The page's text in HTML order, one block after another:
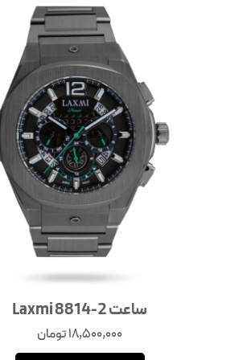
ساعت Laxmi 8814-2
18,500,000تومان